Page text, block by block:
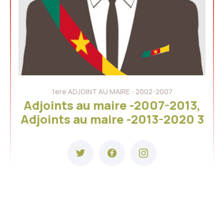
1ere ADJOINT AU MAIRE : 2002-2007
Adjoints au maire -2007-2013,
Adjoints au maire -2013-2020 3